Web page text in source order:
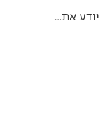
יודע את…